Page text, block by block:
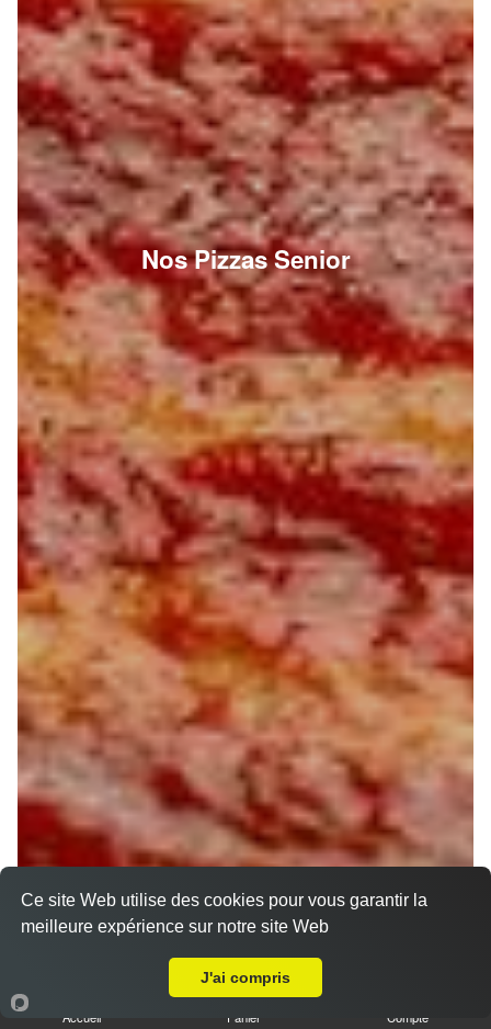
Nos Pizzas Senior
Accueil Panier Compte
Ce site Web utilise des cookies pour vous garantir la
meilleure expérience sur notre site Web
J'ai compris